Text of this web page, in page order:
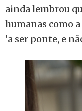
ainda lembrou
humanas como
‘a ser ponte, e